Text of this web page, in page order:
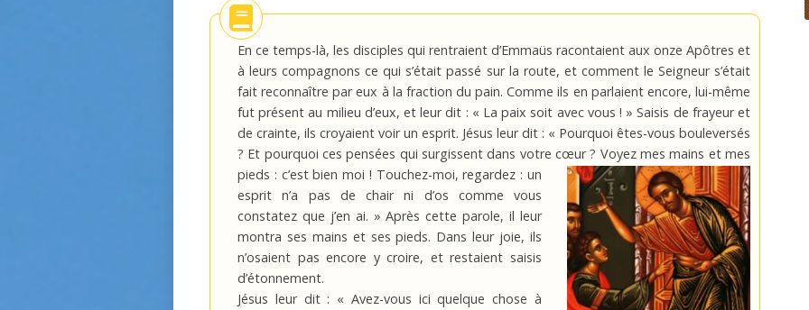
En ce temps-là, les disciples qui rentraient d’Emmaüs racontaient aux onze Apôtres et
à leurs compagnons ce qui s’était passé sur la route, et comment le Seigneur s’était
fait reconnaître par eux à la fraction du pain. Comme ils en parlaient encore, lui-même
fut présent au milieu d’eux, et leur dit : « La paix soit avec vous ! » Saisis de frayeur et
de crainte, ils croyaient voir un esprit. Jésus leur dit : « Pourquoi êtes-vous bouleversés
? Et pourquoi ces pensées qui surgissent dans votre cœur ? Voyez mes mains et mes
pieds : c’est bien moi ! Touchez-moi, regardez : un
esprit n’a pas de chair ni d’os comme vous
constatez que j’en ai. » Après cette parole, il leur
montra ses mains et ses pieds. Dans leur joie, ils
n’osaient pas encore y croire, et restaient saisis
d’étonnement.
Jésus leur dit : « Avez-vous ici quelque chose à